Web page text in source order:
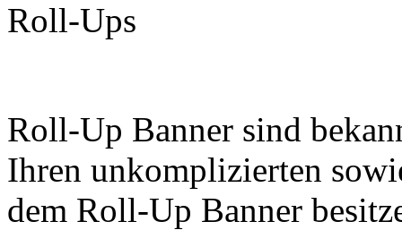
Roll-Ups
Roll-Up Banner sind
Ihren unkomplizierten
dem Roll-Up Banner